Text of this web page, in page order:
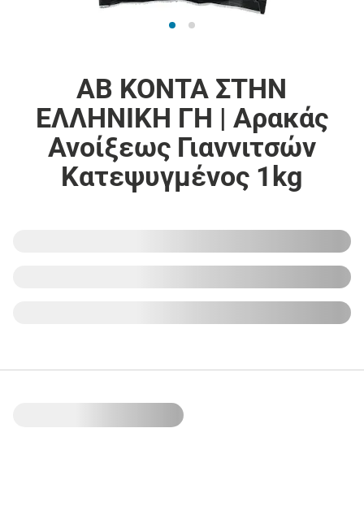
ΑΒ ΚΟΝΤΑ ΣΤΗΝ
ΕΛΛΗΝΙΚΗ ΓΗ | Αρακάς
Ανοίξεως Γιαννιτσών
Κατεψυγμένος 1kg